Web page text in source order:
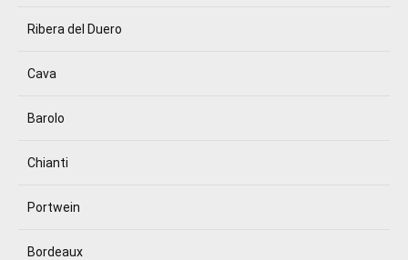
Ribera del Duero
Cava
Barolo
Chianti
Portwein
Bordeaux